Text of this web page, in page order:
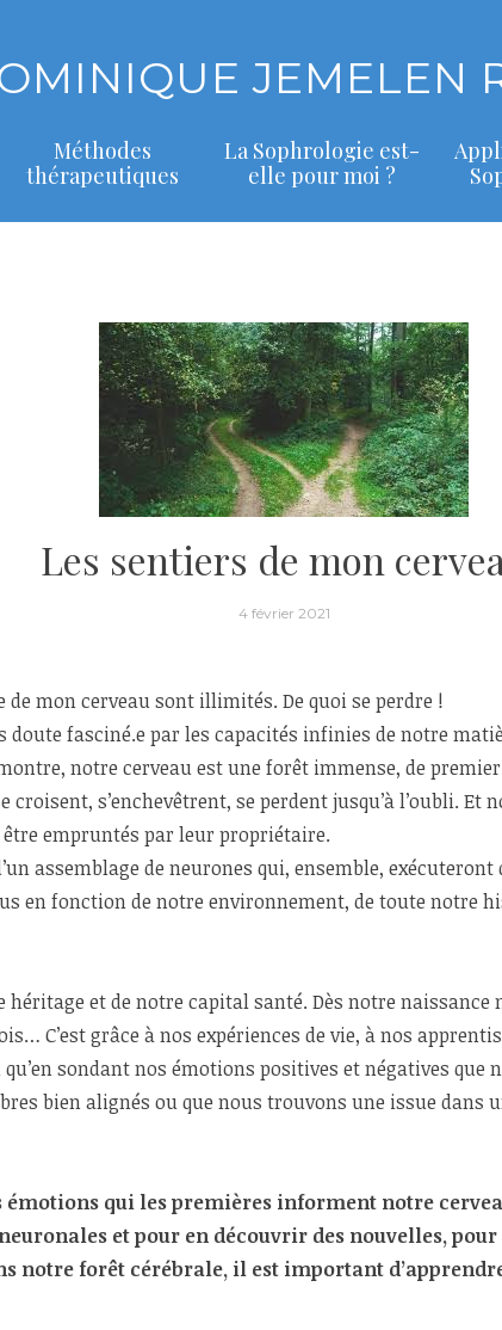
JEMELEN
Méthodes
thérapeutiques
La Sophrologie est-
elle pour moi ?
Les sentiers de mon
4 février 2021
de mon cerveau sont illimités. De quoi se perdre !
doute fasciné.e par les capacités infinies de notre
notre cerveau est une forêt immense, de
croisent, s’enchevêtrent, se perdent jusqu’à l’oubli. Et
être empruntés par leur propriétaire.
assemblage de neurones qui, ensemble, exécuteront
en fonction de notre environnement, de toute notre
et de notre capital santé. Dès notre naissance
C’est grâce à nos expériences de vie, à nos
sondant nos émotions positives et négatives que
bien alignés ou que nous trouvons une issue dans
émotions qui les premières informent notre
et pour en découvrir des nouvelles,
notre forêt cérébrale, il est important